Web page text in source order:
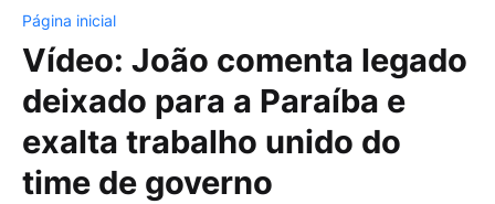
Página inicial
Vídeo: João comenta legado
deixado para a Paraíba e
exalta trabalho unido do
time de governo